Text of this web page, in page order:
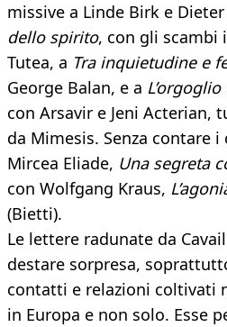
missive a Linde Birk e Dieter
dello spirito, con gli scambi
Tutea, a Tra inquietudine e
George Balan, e a
con Arsavir e Jeni
da Mimesis. Senza contare
Mircea Eliade, Una segreta
con Wolfgang Kraus,
(Bietti).
Le lettere radunate da
destare sorpresa,
contatti e relazioni coltivati
in Europa e non solo. Esse